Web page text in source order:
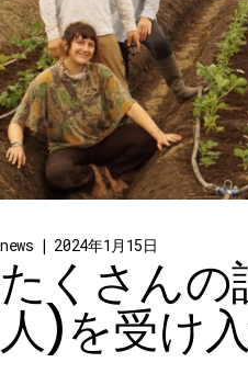
news 2024年1月15日
たくさん
人)を受け